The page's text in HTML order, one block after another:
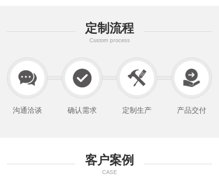
定制流程
Custom process
沟通洽谈 确认需求 定制生产 产品交付
客户案例
CASE